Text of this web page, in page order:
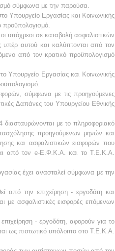
σύμφωνα με την παρούσα.
Υπουργείο Εργασίας και Κοινωνικής
προϋπολογισμό.
υπόχρεοι σε καταβολή ασφαλιστικών
υπέρ αυτού και καλύπτονται από τον
από τον κρατικό προϋπολογισμό
Υπουργείο Εργασίας και Κοινωνικής
σύμφωνα με τις προηγούμενες
Δαπάνες του Υπουργείου Εθνικής
με το πληροφοριακό
προηγούμενων μηνών και
και ασφαλιστικών εισφορών που
από τον e-Ε.Φ.Κ.Α. και το Τ.Ε.Κ.Α.
έχει ανασταλεί σύμφωνα με την
από την επιχείρηση - εργοδότη και
ασφαλιστικές εισφορές επόμενων
- εργοδότη, αφορούν για το
ως πιστωτικό υπόλοιπο στο Τ.Ε.Κ.Α.